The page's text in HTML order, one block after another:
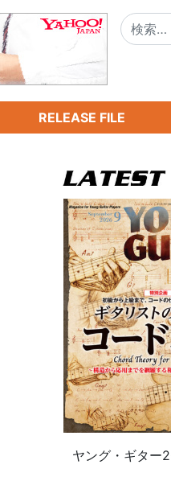
RELEASE FILE
ヤング・ギター